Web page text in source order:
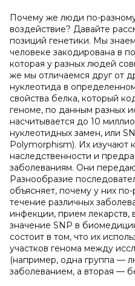
Почему же люди по-
воздействие? Давайте
позиций генетики. Мы
человеке закодирована в
которая у разных людей
же мы отличаемся друг от
нуклеотида в
свойства белка, который
геноме, по данным разных
насчитывается до 10
нуклеотидных замен, или
Polymorphism). Их изучают
наследственности и
заболеваниям. Они
Разнообразие
объясняет, почему у них
течение различных
инфекции, прием лекарств,
значение SNP в
состоит в том, что их
участков генома между
(например, одна группа —
заболеванием, а вторая —